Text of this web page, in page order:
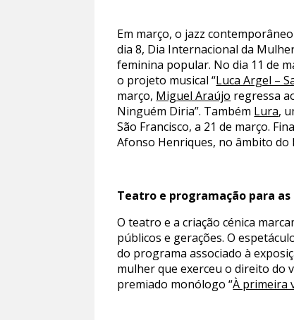
Em março, o jazz
dia 8, Dia Internacional da
feminina popular. No dia 11 de
o projeto musical “Luca Argel –
março, Miguel Araújo regressa
Ninguém Diria”. Também Lura,
São Francisco, a 21 de março.
Afonso Henriques, no âmbito do
Teatro e programação para
O teatro e a criação cénica
públicos e gerações. O
do programa associado à
mulher que exerceu o direito do
premiado monólogo “À primeira